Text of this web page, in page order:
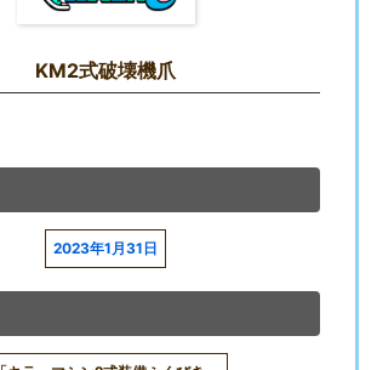
KM2式破壊機爪
2023年1月31日